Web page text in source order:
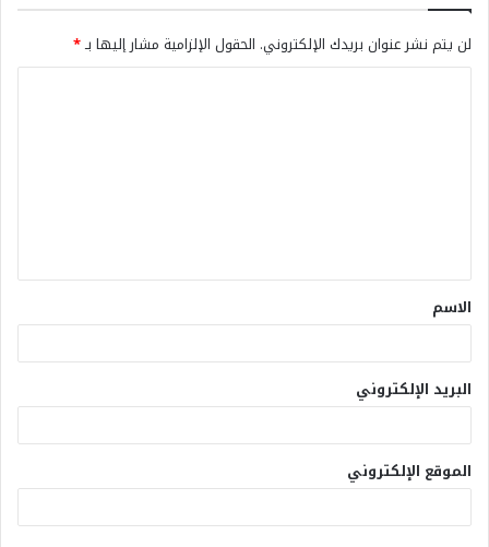
لن يتم نشر عنوان بريدك الإلكتروني. الحقول الإلزامية مشار إليها بـ*
الاسم
البريد الإلكتروني
الموقع الإلكتروني